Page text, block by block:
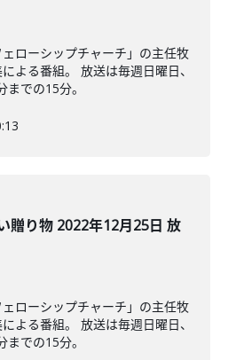
ローシップチャーチ」の主任牧
よる番組。 放送は毎週日曜日、
での15分。
贈り物 2022年12月25日 放
ローシップチャーチ」の主任牧
よる番組。 放送は毎週日曜日、
での15分。